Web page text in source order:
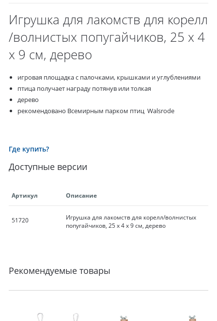
Игрушка для лакомств для корелл
/волнистых попугайчиков, 25 х 4
х 9 см, дерево
игровая площадка с палочками, крышками и углублениями
птица получает награду потянув или толкая
дерево
рекомендовано Всемирным парком птиц Walsrode
Где купить?
Доступные версии
Артикул Описание
51720
Игрушка для лакомств для корелл/волнистых
попугайчиков, 25 х 4 х 9 см, дерево
Рекомендуемые товары